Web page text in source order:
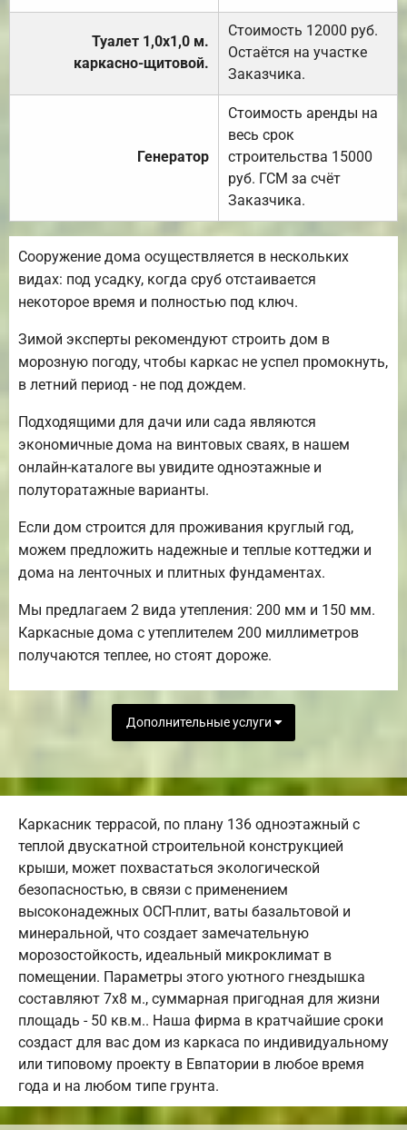
Туалет 1,0х1,0 м.
каркасно-щитовой.
Стоимость 12000 руб.
Остаётся на участке
Заказчика.
Генератор
Стоимость аренды на
весь срок
строительства 15000
руб. ГСМ за счёт
Заказчика.
Сооружение дома осуществляется в нескольких
видах: под усадку, когда сруб отстаивается
некоторое время и полностью под ключ.
Зимой эксперты рекомендуют строить дом в
морозную погоду, чтобы каркас не успел промокнуть,
в летний период - не под дождем.
Подходящими для дачи или сада являются
экономичные дома на винтовых сваях, в нашем
онлайн-каталоге вы увидите одноэтажные и
полуторатажные варианты.
Если дом строится для проживания круглый год,
можем предложить надежные и теплые коттеджи и
дома на ленточных и плитных фундаментах.
Мы предлагаем 2 вида утепления: 200 мм и 150 мм.
Каркасные дома с утеплителем 200 миллиметров
получаются теплее, но стоят дороже.
Дополнительные услуги
Каркасник террасой, по плану 136 одноэтажный с
теплой двускатной строительной конструкцией
крыши, может похвастаться экологической
безопасностью, в связи с применением
высоконадежных ОСП-плит, ваты базальтовой и
минеральной, что создает замечательную
морозостойкость, идеальный микроклимат в
помещении. Параметры этого уютного гнездышка
составляют 7х8 м., суммарная пригодная для жизни
площадь - 50 кв.м.. Наша фирма в кратчайшие сроки
создаст для вас дом из каркаса по индивидуальному
или типовому проекту в Евпатории в любое время
года и на любом типе грунта.